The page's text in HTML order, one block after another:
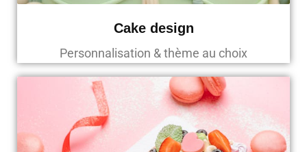
Cake design
Personnalisation & thème au choix